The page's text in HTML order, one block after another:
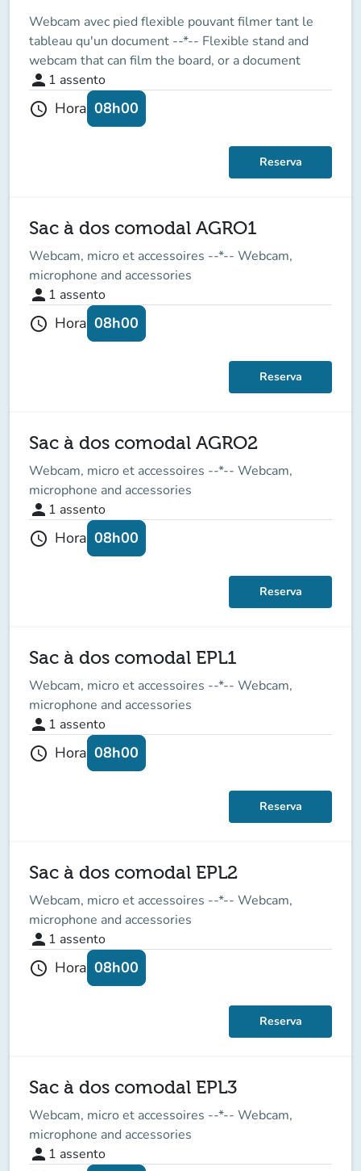
Webcam avec pied flexible pouvant filmer tant le
tableau qu'un document --*-- Flexible stand and
webcam that can film the board, or a document
person 1 assento
schedule Hora 08h00
Reserva
Sac à dos comodal AGRO1
Webcam, micro et accessoires --*-- Webcam,
microphone and accessories
person 1 assento
schedule Hora 08h00
Reserva
Sac à dos comodal AGRO2
Webcam, micro et accessoires --*-- Webcam,
microphone and accessories
person 1 assento
schedule Hora 08h00
Reserva
Sac à dos comodal EPL1
Webcam, micro et accessoires --*-- Webcam,
microphone and accessories
person 1 assento
schedule Hora 08h00
Reserva
Sac à dos comodal EPL2
Webcam, micro et accessoires --*-- Webcam,
microphone and accessories
person 1 assento
schedule Hora 08h00
Reserva
Sac à dos comodal EPL3
Webcam, micro et accessoires --*-- Webcam,
microphone and accessories
person 1 assento